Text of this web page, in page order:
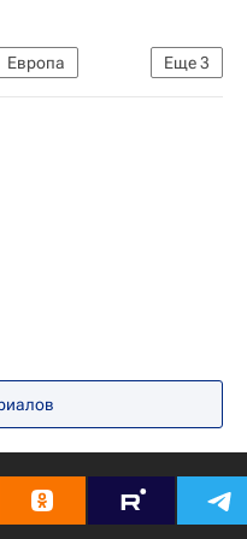
Еще3
Европа
Россия